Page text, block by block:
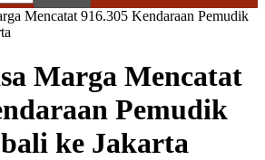
Mencatat 916.305 Kendaraan Pemudik
Marga Mencatat
Pemudik
ke Jakarta